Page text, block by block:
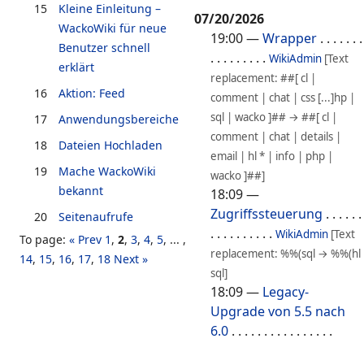
15
Kleine Einleitung –
WackoWiki für neue
Benutzer schnell
erklärt
16
Aktion: Feed
17
Anwendungsbereiche
18
Dateien Hochladen
19
Mache WackoWiki
bekannt
20
Seitenaufrufe
To page: « Prev 1 , 2, 3, 4, 5, ... ,
14, 15, 16, 17, 18 Next »
07/20/2026
19:00—Wrapper . . . . . . .
. . . . . . . . . WikiAdmin [Text
replacement: ##[ cl |
comment | chat | css [...]hp |
sql | wacko ]## → ##[ cl |
comment | chat | details |
email | hl * | info | php |
wacko ]##]
18:09—
Zugriffssteuerung . . . . . .
. . . . . . . . . . WikiAdmin [Text
replacement: %%(sql → %%(hl
sql]
18:09— Legacy-
Upgrade von 5.5 nach
6.0 . . . . . . . . . . . . . . . .